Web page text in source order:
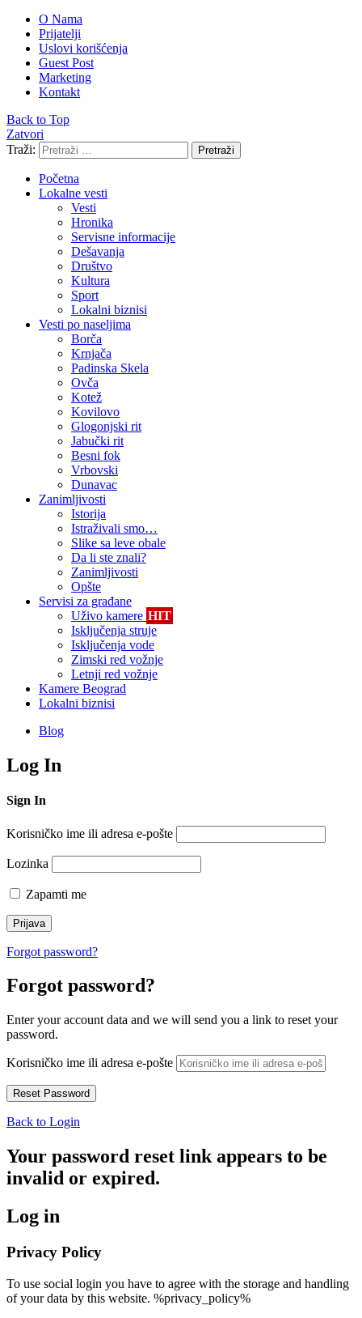
O Nama
Prijatelji
Uslovi korišćenja
Guest Post
Marketing
Kontakt
Back to Top
Zatvori
Traži:
Pretraži
Početna
Lokalne vesti
Vesti
Hronika
Servisne informacije
Dešavanja
Društvo
Kultura
Sport
Lokalni biznisi
Vesti po naseljima
Borča
Krnjača
Padinska Skela
Ovča
Kotež
Kovilovo
Glogonjski rit
Jabučki rit
Besni fok
Vrbovski
Dunavac
Zanimljivosti
Istorija
Istraživali smo…
Slike sa leve obale
Da li ste znali?
Zanimljivosti
Opšte
Servisi za građane
Uživo kamere HIT
Isključenja struje
Isključenja vode
Zimski red vožnje
Letnji red vožnje
Kamere Beograd
Lokalni biznisi
Blog
Log In
Sign In
Korisničko ime ili adresa e-pošte
Lozinka
Zapamti me
Forgot password?
Forgot password?
Enter your account data and we will send you a link to reset your
password.
Korisničko ime ili adresa e-pošte
Back to Login
Your password reset link appears to be
invalid or expired.
Log in
Privacy Policy
To use social login you have to agree with the storage and handling
of your data by this website. %privacy_policy%